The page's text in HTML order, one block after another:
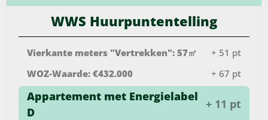
WWS Huurpuntentelling
Vierkante meters "Vertrekken": 57㎡
+ 51 pt
WOZ-Waarde: €432.000
+ 67 pt
Appartement met Energielabel
D
+ 11 pt